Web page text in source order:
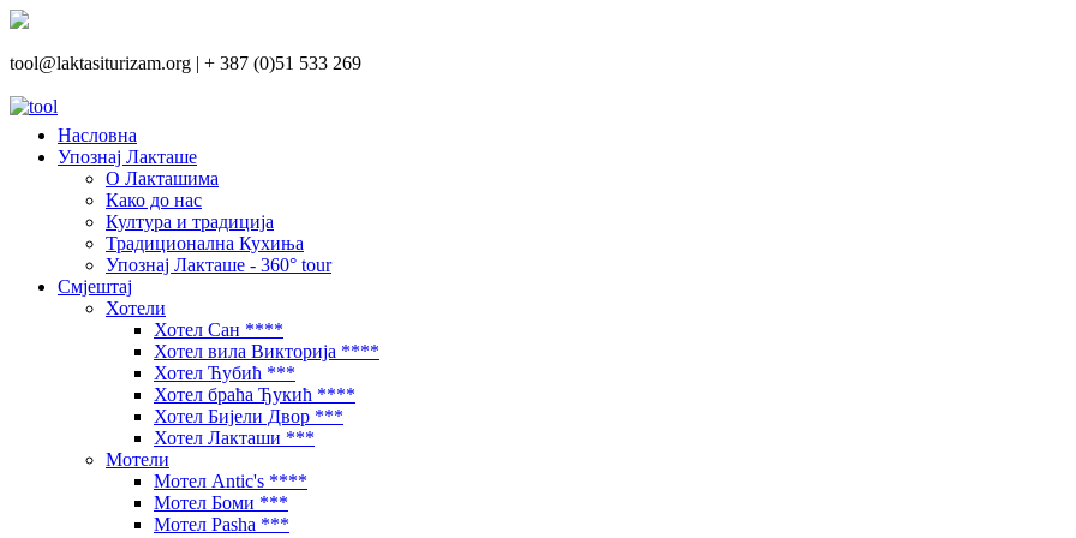
tool@laktasiturizam.org | + 387 (0)51 533 269
Насловна
Упознај Лакташе
О Лакташима
Како до нас
Култура и традиција
Традиционална Кухиња
Упознај Лакташе - 360° tour
Смјештај
Хотели
Хотел Сан ****
Хотел вила Викторија ****
Хотел Ћубић ***
Хотел браћа Ђукић ****
Хотел Бијели Двор ***
Хотел Лакташи ***
Мотели
Мотел Antic's ****
Мотел Боми ***
Мотел Pasha ***